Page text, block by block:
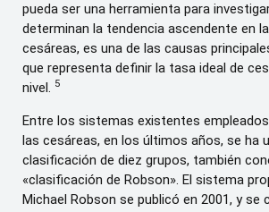
pueda ser una herramienta para
determinan la tendencia ascendente en
cesáreas, es una de las causas
que representa definir la tasa ideal de
nivel. 5
Entre los sistemas existentes
las cesáreas, en los últimos años, se ha
clasificación de diez grupos, también
«clasificación de Robson». El sistema
Michael Robson se publicó en 2001, y se